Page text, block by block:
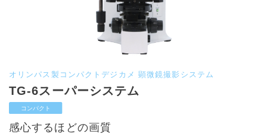
オリンパス製コンパクトデジカメ 顕微鏡撮影システム
TG-6スーパーシステム
感心するほどの画質